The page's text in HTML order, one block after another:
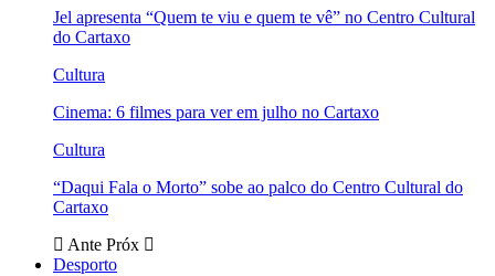
Jel apresenta “Quem te viu e quem te vê” no Centro Cultural
do Cartaxo
Cultura
Cinema: 6 filmes para ver em julho no Cartaxo
Cultura
“Daqui Fala o Morto” sobe ao palco do Centro Cultural do
Cartaxo
Ante Próx
Desporto